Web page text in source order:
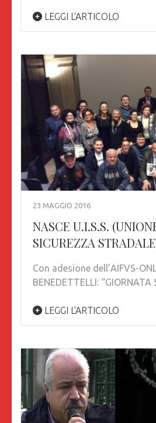
LEGGI L'ARTICOLO
23 MAGGIO 2016
NASCE U.I.S.S.
SICUREZZA
Con adesione dell’AIFVS-
BENEDETTELLI: “GIORNATA
LEGGI L'ARTICOLO